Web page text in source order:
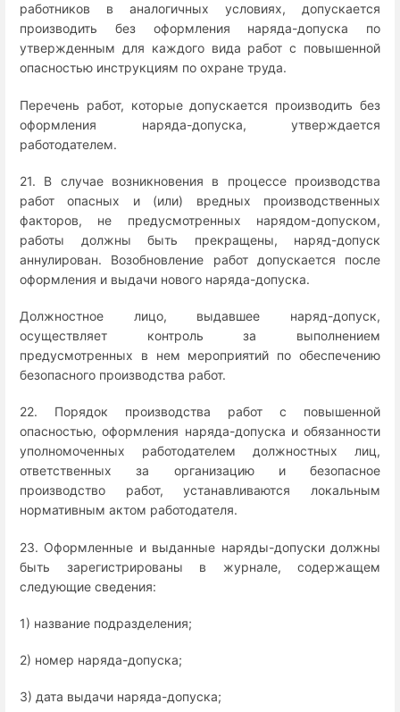
работников в аналогичных условиях, допускается
производить без оформления наряда-допуска по
утвержденным для каждого вида работ с повышенной
опасностью инструкциям по охране труда.
Перечень работ, которые допускается производить без
оформления наряда-допуска, утверждается
работодателем.
21. В случае возникновения в процессе производства
работ опасных и (или) вредных производственных
факторов, не предусмотренных нарядом-допуском,
работы должны быть прекращены, наряд-допуск
аннулирован. Возобновление работ допускается после
оформления и выдачи нового наряда-допуска.
Должностное лицо, выдавшее наряд-допуск,
осуществляет контроль за выполнением
предусмотренных в нем мероприятий по обеспечению
безопасного производства работ.
22. Порядок производства работ с повышенной
опасностью, оформления наряда-допуска и обязанности
уполномоченных работодателем должностных лиц,
ответственных за организацию и безопасное
производство работ, устанавливаются локальным
нормативным актом работодателя.
23. Оформленные и выданные наряды-допуски должны
быть зарегистрированы в журнале, содержащем
следующие сведения:
1) название подразделения;
2) номер наряда-допуска;
3) дата выдачи наряда-допуска;